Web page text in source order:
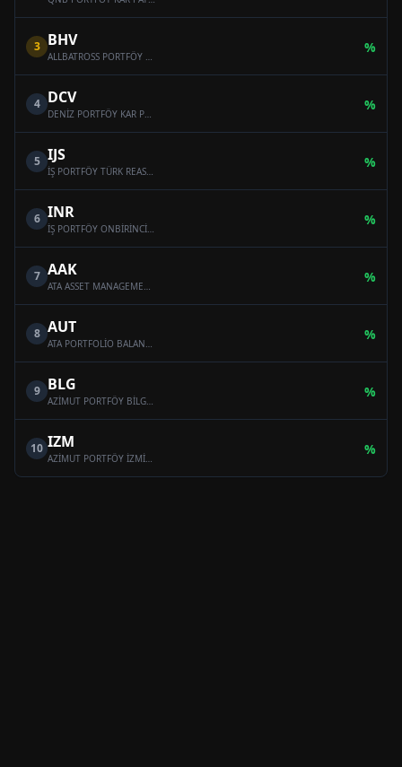
3 BHV
ALLBATROSS PORTFÖY BAHAR HİSSE SENEDİ SERBEST FON (HİSSE SENEDİ YOĞUN FON)
%
4 DCV
DENİZ PORTFÖY KAR PAYI ÖDEYEN SERBEST (DÖVİZ) FON
%
5 IJS
İŞ PORTFÖY TÜRK REASÜRANS SERBEST ÖZEL FON
%
6 INR
İŞ PORTFÖY ONBİRİNCİ SERBEST (DÖVİZ) FON
%
7 AAK
ATA ASSET MANAGEMENT MULTI-ASSET VARIABLE FUND
%
8 AUT
ATA PORTFOLİO BALANCED VARİABLE FUND
%
9 BLG
AZİMUT PORTFÖY BİLGE SERBEST ÖZEL FON
%
10 IZM
AZİMUT PORTFÖY İZMİR SERBEST (TL) ÖZEL FON
%